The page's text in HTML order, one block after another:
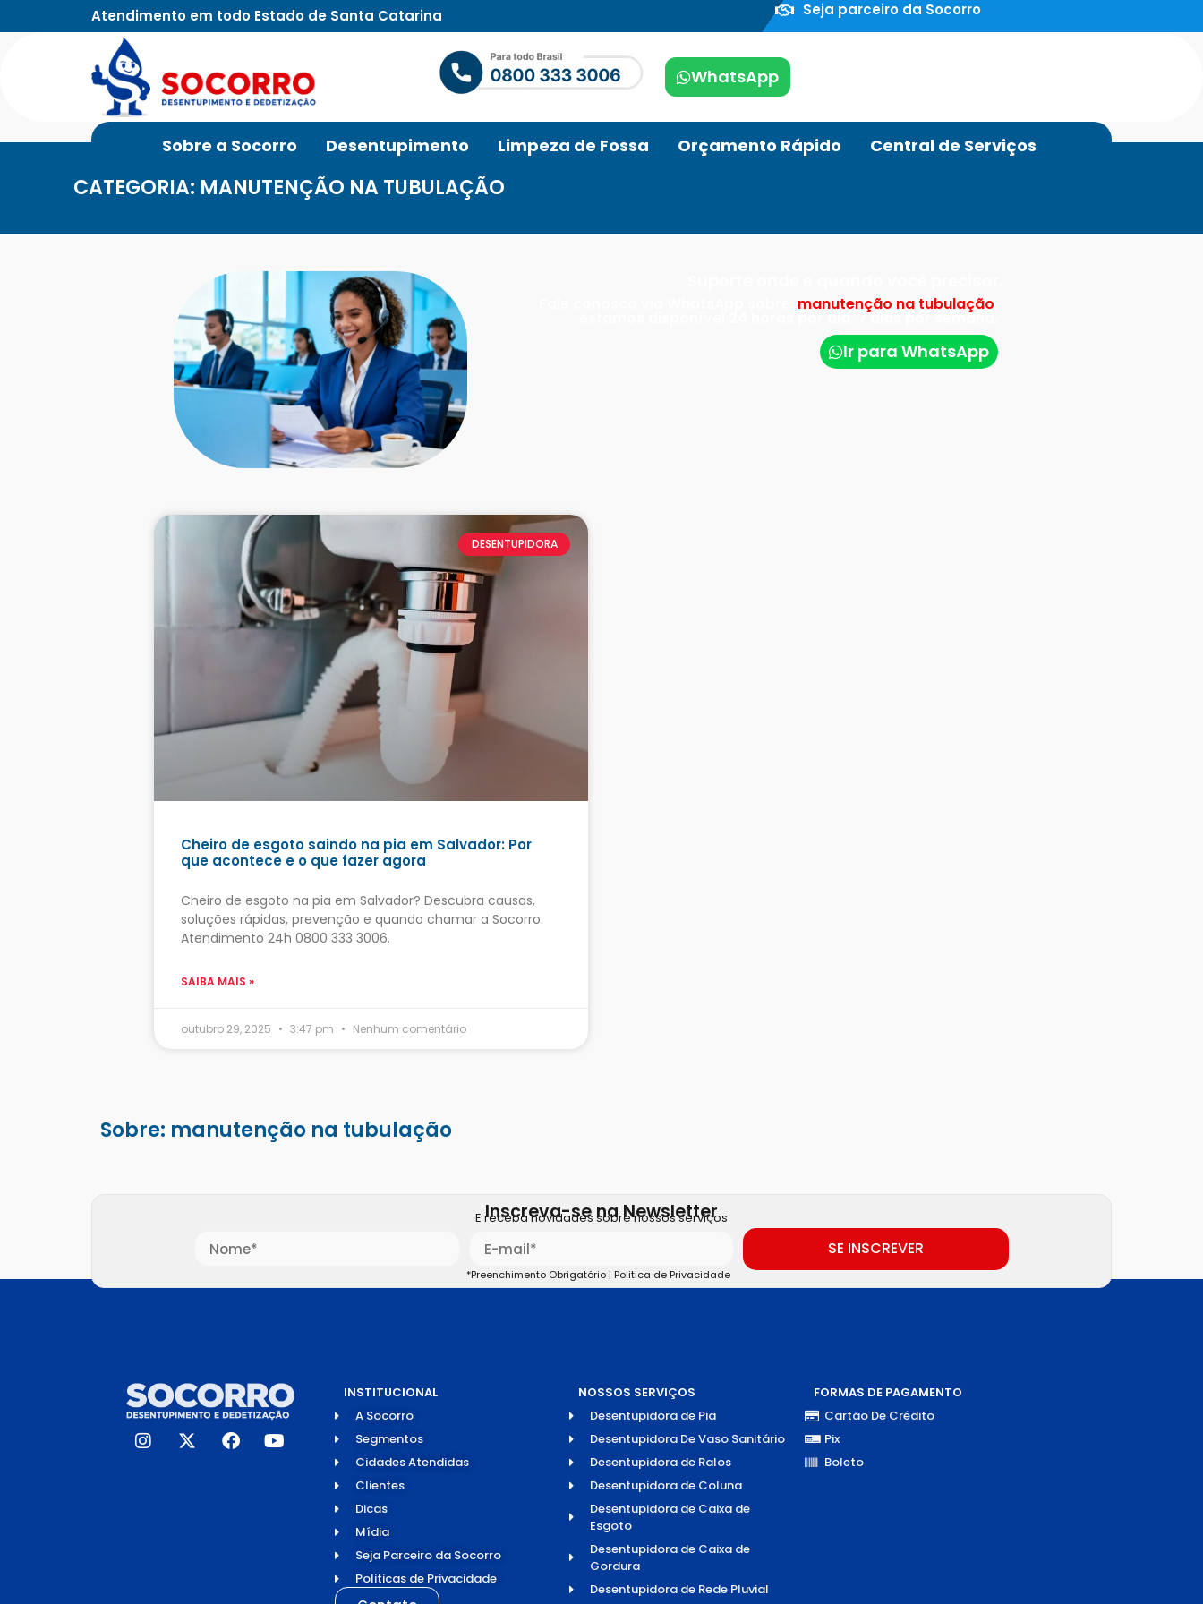
Atendimento em todo Estado de Santa Catarina Seja parceiro da Socorro
WhatsApp
Sobre a Socorro Desentupimento Limpeza de Fossa Orçamento Rápido Central de Serviços
CATEGORIA: MANUTENÇÃO NA TUBULAÇÃO
manutenção na tubulação
estamos disponível 24 horas por dia, 7 dias por semana.
Ir para WhatsApp
DESENTUPIDORA
Cheiro de esgoto saindo na pia em Salvador: Por
que acontece e o que fazer agora
Cheiro de esgoto na pia em Salvador? Descubra causas,
soluções rápidas, prevenção e quando chamar a Socorro.
Atendimento 24h 0800 333 3006.
SAIBA MAIS »
outubro 29, 2025 3:47 pm Nenhum comentário
Sobre: manutenção na tubulação
Inscreva-se na Newsletter
E receba novidades sobre nossos serviços
SE INSCREVER
*Preenchimento Obrigatório | Politica de Privacidade
INSTITUCIONAL
A Socorro
Segmentos
Cidades Atendidas
Clientes
Dicas
Mídia
Seja Parceiro da Socorro
Politicas de Privacidade
NOSSOS SERVIÇOS
Desentupidora de Pia
Desentupidora De Vaso Sanitário
Desentupidora de Ralos
Desentupidora de Coluna
Desentupidora de Caixa de
Esgoto
Desentupidora de Caixa de
Gordura
Desentupidora de Rede Pluvial
FORMAS DE PAGAMENTO
Cartão De Crédito
Pix
Boleto